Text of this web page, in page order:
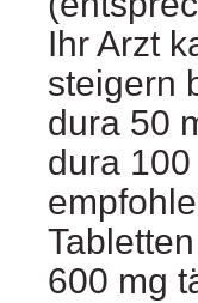
Ihr Arzt
steigern
dura 50
dura
600 mg